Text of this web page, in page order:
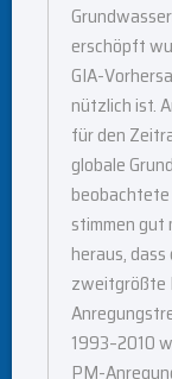
erschöpft
GIA-
nützlich ist.
für den
globale
stimmen gut
heraus,
zweitgrößte
1993–2010
PM-